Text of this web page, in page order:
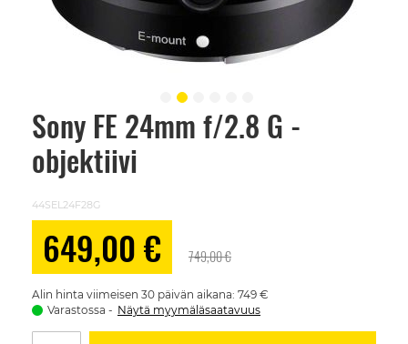
Sony FE 24mm f/2.8 G -
objektiivi
44SEL24F28G
649,00 € 749,00 €
Alin hinta viimeisen 30 päivän aikana: 749 €
Varastossa
Näytä myymäläsaatavuus
Skip
beginning
images
gallery